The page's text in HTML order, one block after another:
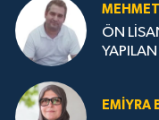
ÖN
EMIYRA